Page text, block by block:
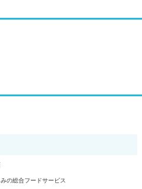
の総合フードサービス